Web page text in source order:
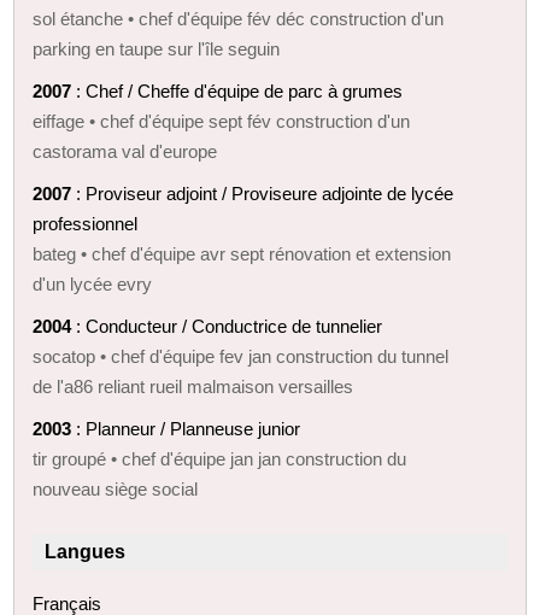
sol étanche • chef d'équipe fév déc construction d'un
parking en taupe sur l'île seguin
2007 : Chef / Cheffe d'équipe de parc à grumes
eiffage • chef d'équipe sept fév construction d'un
castorama val d'europe
2007 : Proviseur adjoint / Proviseure adjointe de lycée
professionnel
bateg • chef d'équipe avr sept rénovation et extension
d'un lycée evry
2004: Conducteur / Conductrice de tunnelier
socatop • chef d'équipe fev jan construction du tunnel
de l'a86 reliant rueil malmaison versailles
2003 : Planneur / Planneuse junior
tir groupé • chef d'équipe jan jan construction du
nouveau siège social
Langues
Français